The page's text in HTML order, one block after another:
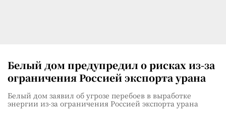
Белый дом предупредил о рисках из-за
ограничения Россией экспорта урана
Белый дом заявил об угрозе перебоев в выработке
энергии из-за ограничения Россией экспорта урана